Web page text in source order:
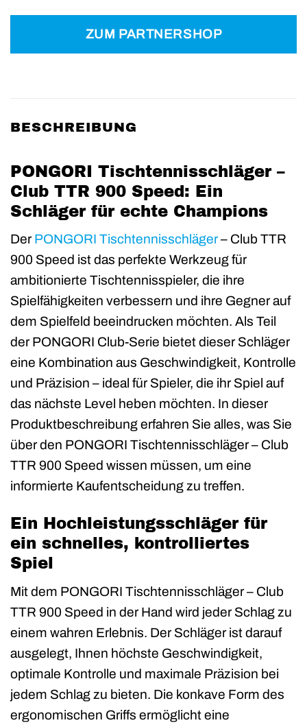
ZUM PARTNERSHOP
BESCHREIBUNG
PONGORI Tischtennisschläger –
Club TTR 900 Speed: Ein
Schläger für echte Champions
DerPONGORI Tischtennisschläger– Club TTR
900 Speed ist das perfekte Werkzeug für
ambitionierte Tischtennisspieler, die ihre
Spielfähigkeiten verbessern und ihre Gegner auf
dem Spielfeld beeindrucken möchten. Als Teil
der PONGORI Club-Serie bietet dieser Schläger
eine Kombination aus Geschwindigkeit, Kontrolle
und Präzision – ideal für Spieler, die ihr Spiel auf
das nächste Level heben möchten. In dieser
Produktbeschreibung erfahren Sie alles, was Sie
über den PONGORI Tischtennisschläger – Club
TTR 900 Speed wissen müssen, um eine
informierte Kaufentscheidung zu treffen.
Ein Hochleistungsschläger für
ein schnelles, kontrolliertes
Spiel
Mit dem PONGORI Tischtennisschläger – Club
TTR 900 Speed in der Hand wird jeder Schlag zu
einem wahren Erlebnis. Der Schläger ist darauf
ausgelegt, Ihnen höchste Geschwindigkeit,
optimale Kontrolle und maximale Präzision bei
jedem Schlag zu bieten. Die konkave Form des
ergonomischen Griffs ermöglicht eine